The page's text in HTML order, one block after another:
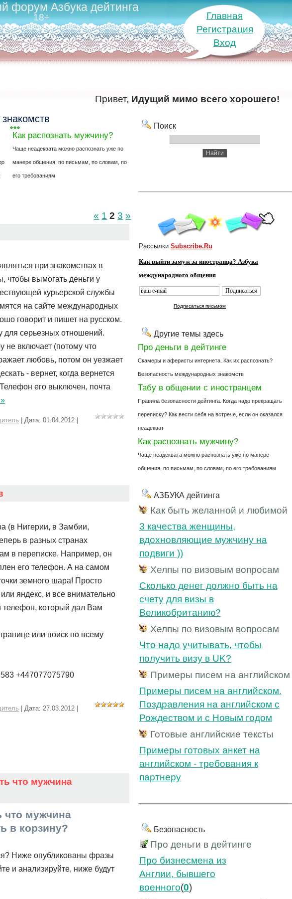
18+
форум Азбука дейтинга
Главная
Регистрация
Вход
Привет, Идущий мимо всего хорошего!
Как распознать мужчину?
Чаще неадеквата можно распознать уже по
манере общения, по письмам, по словам, по
его требованиям
« 1 2 3 »
при знакомствах в
чтобы вымогать деньги у
курьерской службы
на сайте международных
говорит и пишет на русском.
для серьезных отношений.
не включает (потому что
любовь, потом он уезжает
- вернет, когда вернется
его выключен, почта
| Дата: 01.04.2012
(в Нигерии, в Замбии,
в разных странах
в переписке. Например, он
его телефон. А на самом
земного шара! Просто
яндекс, и все внимательно
телефон, который дал Вам
или поиск по всему
+447077075790
| Дата: 27.03.2012
что мужчина
что мужчина
в корзину?
Ниже опубликованы фразы
и анализируйте, ниже будут
Поиск
Рассылки Subscribe.Ru
Как выйти замуж за иностранца? Азбука
международного общения
Подписаться письмом
Другие темы здесь
Про деньги в дейтинге
Скамеры и аферисты интернета. Как их распознать?
Безопасность международных знакомств
Табу в общении с иностранцем
Правила безопасности дейтинга. Когда надо прекращать
переписку? Как вести себя на встрече, если он оказался
неадекват
Как распознать мужчину?
Чаще неадеквата можно распознать уже по манере
общения, по письмам, по словам, по его требованиям
АЗБУКА дейтинга
Как быть желанной и любимой
3 качества женщины,
вдохновляющие мужчину на
подвиги ))
Хелпы по визовым вопросам
Cколько денег должно быть на
счету для визы в
Великобританию?
Хелпы по визовым вопросам
Что надо учитывать, чтобы
получить визу в UK?
Примеры писем на английском
Примеры писем на английском.
Поздравления на английском с
Рождеством и с Новым годом
Готовые английские тексты
Примеры готовых анкет на
английском - требования к
партнеру
Безопасность
Про деньги в дейтинге
Про бизнесмена из
Англии, бывшего
военного(0)